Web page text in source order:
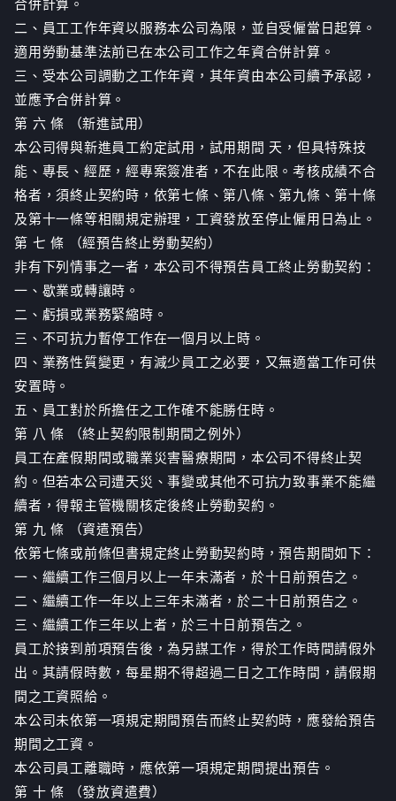
合併計算。
二、員工工作年資以服務本公司為限，並自受僱當日起算。
適用勞動基準法前已在本公司工作之年資合併計算。
三、受本公司調動之工作年資，其年資由本公司續予承認，
並應予合併計算。
第 六 條 （新進試用）
本公司得與新進員工約定試用，試用期間 天，但具特殊技
能、專長、經歷，經專案簽准者，不在此限。考核成績不合
格者，須終止契約時，依第七條、第八條、第九條、第十條
及第十一條等相關規定辦理，工資發放至停止僱用日為止。
第 七 條 （經預告終止勞動契約）
非有下列情事之一者，本公司不得預告員工終止勞動契約：
一、歇業或轉讓時。
二、虧損或業務緊縮時。
三、不可抗力暫停工作在一個月以上時。
四、業務性質變更，有減少員工之必要，又無適當工作可供
安置時。
五、員工對於所擔任之工作確不能勝任時。
第 八 條 （終止契約限制期間之例外）
員工在產假期間或職業災害醫療期間，本公司不得終止契
約。但若本公司遭天災、事變或其他不可抗力致事業不能繼
續者，得報主管機關核定後終止勞動契約。
第 九 條 （資遣預告）
依第七條或前條但書規定終止勞動契約時，預告期間如下：
一、繼續工作三個月以上一年未滿者，於十日前預告之。
二、繼續工作一年以上三年未滿者，於二十日前預告之。
三、繼續工作三年以上者，於三十日前預告之。
員工於接到前項預告後，為另謀工作，得於工作時間請假外
出。其請假時數，每星期不得超過二日之工作時間，請假期
間之工資照給。
本公司未依第一項規定期間預告而終止契約時，應發給預告
期間之工資。
本公司員工離職時，應依第一項規定期間提出預告。
第 十 條 （發放資遣費）